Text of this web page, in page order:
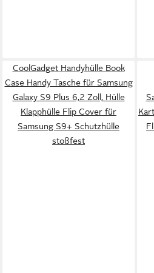
CoolGadget Handyhülle Book
Case Handy Tasche für Samsung
Galaxy S9 Plus 6,2 Zoll, Hülle
Klapphülle Flip Cover für
Samsung S9+ Schutzhülle
stoßfest